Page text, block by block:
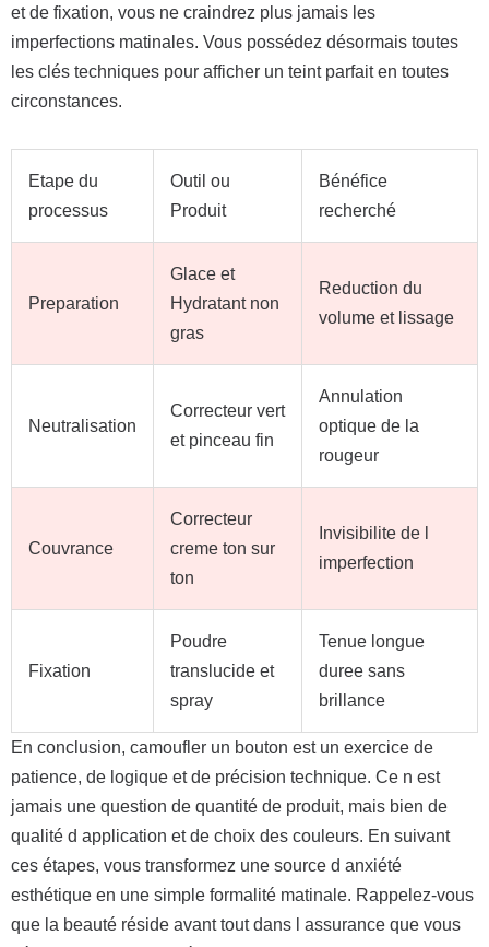
et de fixation, vous ne craindrez plus jamais les
imperfections matinales. Vous possédez désormais toutes
les clés techniques pour afficher un teint parfait en toutes
circonstances.
Etape du
processus
Outil ou
Produit
Bénéfice
recherché
Preparation
Glace et
Hydratant non
gras
Reduction du
volume et lissage
Neutralisation
Correcteur vert
et pinceau fin
Annulation
optique de la
rougeur
Couvrance
Correcteur
creme ton sur
ton
Invisibilite de l
imperfection
Fixation
Poudre
translucide et
spray
Tenue longue
duree sans
brillance
En conclusion, camoufler un bouton est un exercice de
patience, de logique et de précision technique. Ce n est
jamais une question de quantité de produit, mais bien de
qualité d application et de choix des couleurs. En suivant
ces étapes, vous transformez une source d anxiété
esthétique en une simple formalité matinale. Rappelez-vous
que la beauté réside avant tout dans l assurance que vous